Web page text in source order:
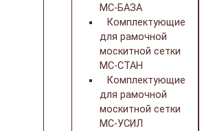
МС-БАЗА
Комплектующие
для рамочной
москитной сетки
МС-СТАН
Комплектующие
для рамочной
москитной сетки
МС-УСИЛ